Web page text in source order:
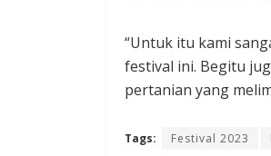
“Untuk itu kami
festival ini. Begitu
pertanian yang
Tags: Festival 2023